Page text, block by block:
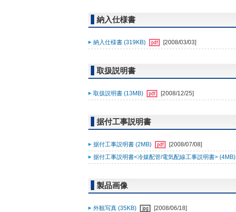
納入仕様書
納入仕様書 (319KB) [2008/03/03]
取扱説明書
取扱説明書 (13MB) [2008/12/25]
据付工事説明書
据付工事説明書 (2MB)
[2008/07/08]
据付工事説明書<冷媒配管/電気配線工事説明書> (4MB)
製品画像
外観写真 (35KB) [2008/06/18]